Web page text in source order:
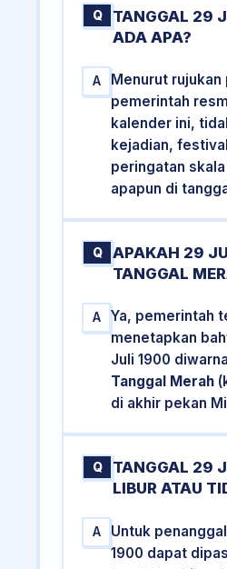
Q
TANGGAL 29
ADA APA?
A
Menurut rujukan
pemerintah
kalender ini,
kejadian,
peringatan
apapun di
Q
APAKAH 29
TANGGAL
A
Ya, pemerintah
menetapkan
Juli 1900
Tanggal Merah
di akhir pekan
Q
TANGGAL 29
LIBUR ATAU
A
Untuk
1900 dapat